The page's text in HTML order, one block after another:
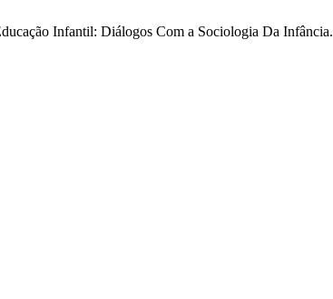
Infantil: Diálogos Com a Sociologia Da Infância.